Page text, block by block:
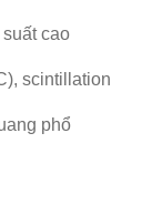
cao
scintillation
phổ